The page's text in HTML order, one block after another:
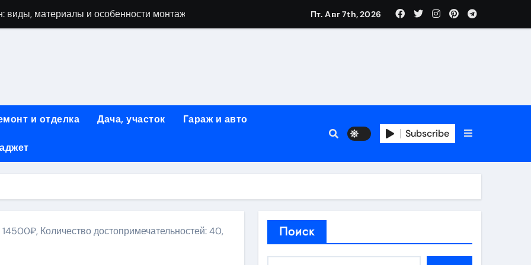
материалы и особенности монтажа
ногтевого сервиса: основные принципы и форматы участия
конструкции и этапы возведения
на рейсы в Киргизию
рекламных технологий для программной и мобильной рекламы
ассортимента и критериев выбора
квартир со вторым светом и террасой в готовых домах
Пт. Авг 7th, 2026
и отделка Дача, участок Гараж и авто
Subscribe
Количество достопримечательностей: 40,
Поиск